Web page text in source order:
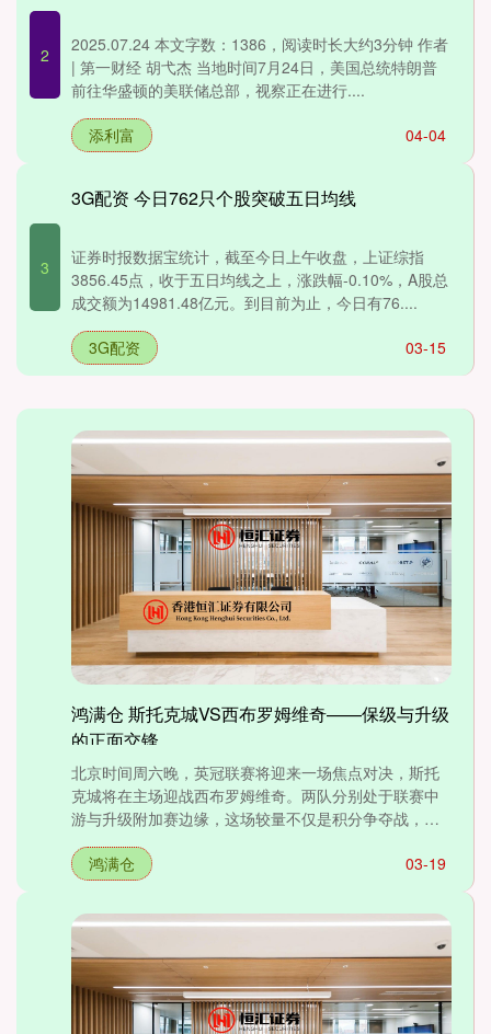
2
2025.07.24 本文字数：1386，阅读时长大约3分钟 作者
| 第一财经 胡弋杰 当地时间7月24日，美国总统特朗普
前往华盛顿的美联储总部，视察正在进行....
04-04
添利富
3
3G配资 今日762只个股突破五日均线
证券时报数据宝统计，截至今日上午收盘，上证综指
3856.45点，收于五日均线之上，涨跌幅-0.10%，A股总
成交额为14981.48亿元。到目前为止，今日有76....
03-15
3G配资
鸿满仓 斯托克城VS西布罗姆维奇——保级与升级
的正面交锋
北京时间周六晚，英冠联赛将迎来一场焦点对决，斯托
克城将在主场迎战西布罗姆维奇。两队分别处于联赛中
游与升级附加赛边缘，这场较量不仅是积分争夺战，更
是保级与升级希望....
03-19
鸿满仓